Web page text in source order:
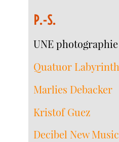
P.-S.
UNE
Quatuor
Marlies Debacker
Kristof Guez
Decibel New